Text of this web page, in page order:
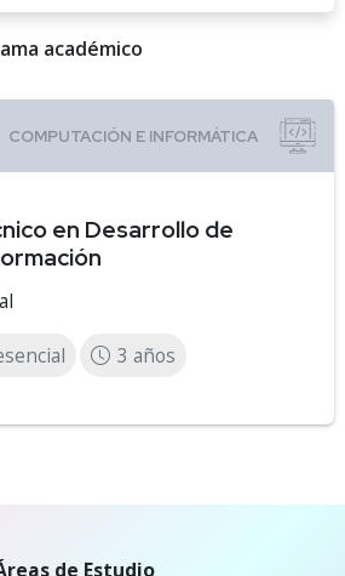
académico
en Desarrollo de
3 años
de Estudio